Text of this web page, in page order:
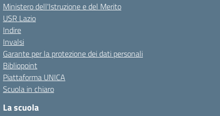
Ministero dell'Istruzione e del Merito
USR Lazio
Indire
Invalsi
Garante per la protezione dei dati personali
Bibliopoint
Piattaforma UNICA
Scuola in chiaro
La scuola